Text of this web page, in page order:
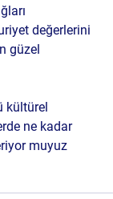
değerlerini
güzel
kültürel
ne kadar
muyuz